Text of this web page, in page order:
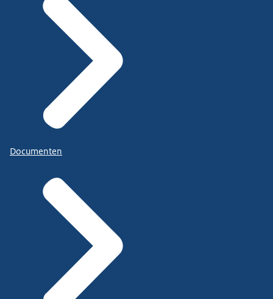
Documenten